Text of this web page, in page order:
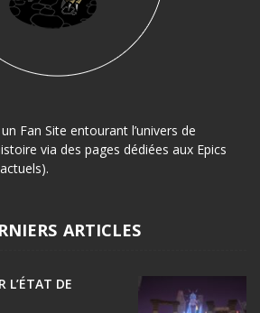
Fan Site entourant l’univers de
via des pages dédiées aux Epics
ARTICLES
L’ÉTAT DE